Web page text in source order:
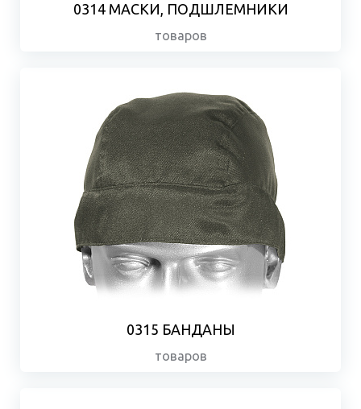
0314 МАСКИ, ПОДШЛЕМНИКИ
товаров
0315 БАНДАНЫ
товаров